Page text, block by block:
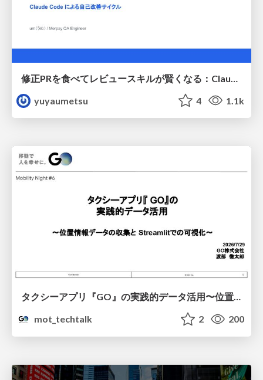
yuyaumetsu
4 1.1k
タクシーアプリ『GO』の実践的データ活用〜位置情報データの収集とStreamlitでの可視化〜
mot_techtalk
2 200